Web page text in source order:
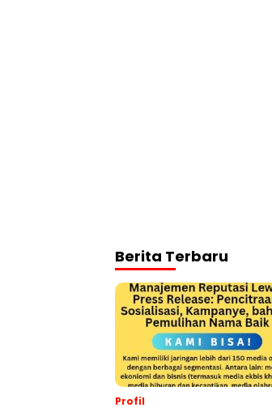
Berita Terbaru
Profil